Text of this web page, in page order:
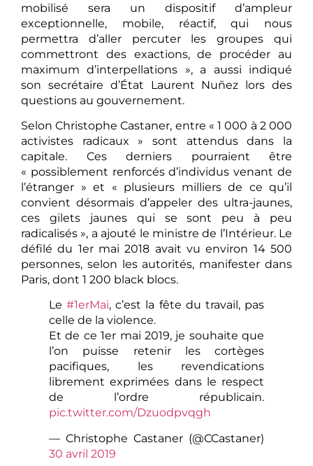
mobilisé sera un dispositif d’ampleur
exceptionnelle, mobile, réactif, qui nous
permettra d’aller percuter les groupes qui
commettront des exactions, de procéder au
maximum d’interpellations », a aussi indiqué
son secrétaire d’État Laurent Nuñez lors des
questions au gouvernement.
Selon Christophe Castaner, entre « 1 000 à 2 000
activistes radicaux » sont attendus dans la
capitale. Ces derniers pourraient être
« possiblement renforcés d’individus venant de
l’étranger » et « plusieurs milliers de ce qu’il
convient désormais d’appeler des ultra-jaunes,
ces gilets jaunes qui se sont peu à peu
radicalisés », a ajouté le ministre de l’Intérieur. Le
défilé du 1er mai 2018 avait vu environ 14 500
personnes, selon les autorités, manifester dans
Paris, dont 1 200 black blocs.
Le#1erMai, c’est la fête du travail, pas
celle de la violence.
Et de ce 1er mai 2019, je souhaite que
l’on puisse retenir les cortèges
pacifiques, les revendications
librement exprimées dans le respect
de l’ordre républicain.
pic.twitter.com/Dzuodpvqgh
— Christophe Castaner (@CCastaner)
30 avril 2019